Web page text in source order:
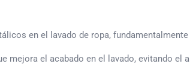
en el lavado de ropa,
mejora el acabado en el lavado, evitando el